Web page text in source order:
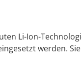
Li-Ion-
wer­den.